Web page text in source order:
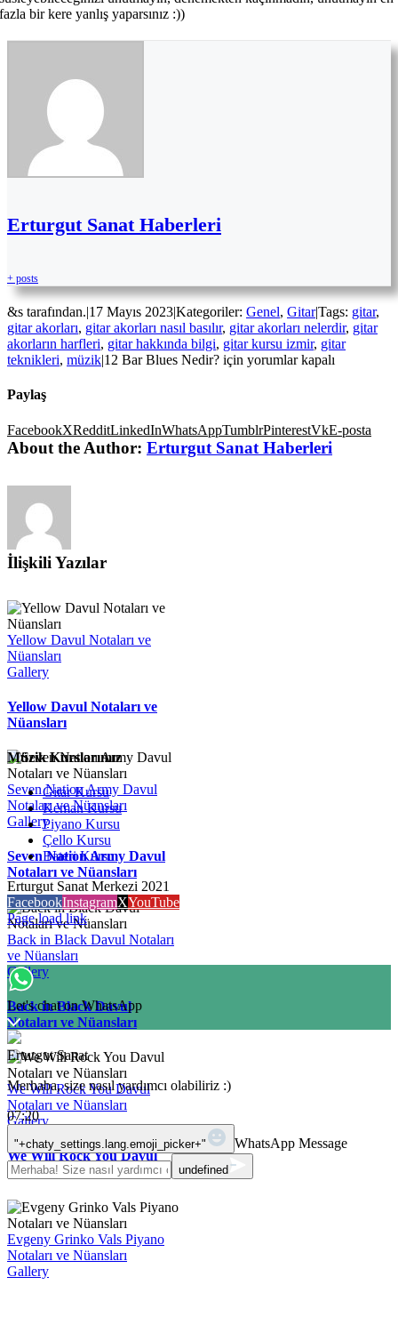
fazla bir kere yanlış yaparsınız :))
Erturgut Sanat Haberleri
+ posts
&s tarafından.|17 Mayıs 2023|Kategoriler: Genel, Gitar|Tags: gitar,
gitar akorları, gitar akorları nasıl basılır, gitar akorları nelerdir, gitar
akorların harfleri, gitar hakkında bilgi, gitar kursu izmir, gitar
teknikleri, müzik|12 Bar Blues Nedir? için yorumlar kapalı
Paylaş
FacebookXRedditLinkedInWhatsAppTumblrPinterestVkE-posta
About the Author: Erturgut Sanat Haberleri
İlişkili Yazılar
Yellow Davul Notaları ve
Nüansları
Gallery
Yellow Davul Notaları ve
Nüansları
Seven Nation Army Davul
Notaları ve Nüansları
Gallery
Seven Nation Army Davul
Notaları ve Nüansları
Back in Black Davul Notaları
ve Nüansları
Gallery
Back in Black Davul
Notaları ve Nüansları
We Will Rock You Davul
Notaları ve Nüansları
Gallery
We Will Rock You Davul
Notaları ve Nüansları
Evgeny Grinko Vals Piyano
Notaları ve Nüansları
Gallery
Müzik Kurslarımız
Gitar Kursu
Keman Kursu
Piyano Kursu
Çello Kursu
Bateri Kursu
Erturgut Sanat Merkezi 2021
FacebookInstagramXYouTube
Page load link
Let's chat on WhatsApp
Erturgut Sanat
Merhaba, size nasıl yardımcı olabiliriz :)
07:20
"+chaty_settings.lang.emoji_picker+" WhatsApp Message
undefined